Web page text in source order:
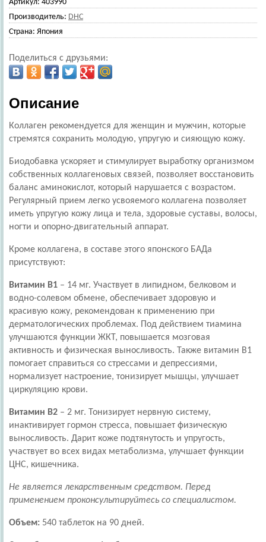
Артикул: 403990
Производитель: DHC
Страна: Япония
Поделиться с друзьями:
Описание
Коллаген рекомендуется для женщин и мужчин, которые
стремятся сохранить молодую, упругую и сияющую кожу.
Биодобавка ускоряет и стимулирует выработку организмом
собственных коллагеновых связей, позволяет восстановить
баланс аминокислот, который нарушается с возрастом.
Регулярный прием легко усвояемого коллагена позволяет
иметь упругую кожу лица и тела, здоровые суставы, волосы,
ногти и опорно-двигательный аппарат.
Кроме коллагена, в составе этого японского БАДа
присутствуют:
Витамин В1 – 14 мг. Участвует в липидном, белковом и
водно-солевом обмене, обеспечивает здоровую и
красивую кожу, рекомендован к применению при
дерматологических проблемах. Под действием тиамина
улучшаются функции ЖКТ, повышается мозговая
активность и физическая выносливость. Также витамин В1
помогает справиться со стрессами и депрессиями,
нормализует настроение, тонизирует мышцы, улучшает
циркуляцию крови.
Витамин В2 – 2 мг. Тонизирует нервную систему,
инактивирует гормон стресса, повышает физическую
выносливость. Дарит коже подтянутость и упругость,
участвует во всех видах метаболизма, улучшает функции
ЦНС, кишечника.
Не является лекарственным средством. Перед
применением проконсультируйтесь со специалистом.
Объем: 540 таблеток на 90 дней.